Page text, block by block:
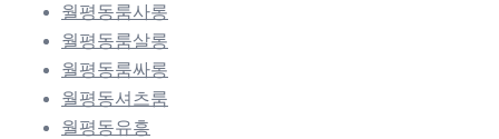
월평동룸사롱
월평동룸살롱
월평동룸싸롱
월평동셔츠룸
월평동유흥